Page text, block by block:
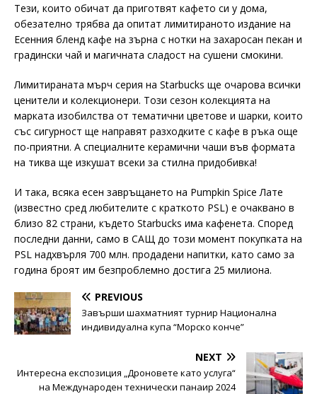
Тези, които обичат да приготвят кафето си у дома,
обезателно трябва да опитат лимитираното издание на
Есенния бленд кафе на зърна с нотки на захаросан пекан и
градински чай и магичната сладост на сушени смокини.
Лимитираната мърч серия на Starbucks ще очарова всички
ценители и колекционери. Този сезон колекцията на
марката изобилства от тематични цветове и шарки, които
със сигурност ще направят разходките с кафе в ръка още
по-приятни. А специалните керамични чаши във формата
на тиква ще изкушат всеки за стилна придобивка!
И така, всяка есен завръщането на Pumpkin Spice Лате
(известно сред любителите с краткото PSL) е очаквано в
близо 82 страни, където Starbucks има кафенета. Според
последни данни, само в САЩ до този момент покупката на
PSL надхвърля 700 млн. продадени напитки, като само за
година броят им безпроблемно достига 25 милиона.
PREVIOUS
Завърши шахматният турнир Национална
индивидуална купа “Морско конче”
NEXT
Интересна експозиция „Дроновете като услуга“
на Международен технически панаир 2024